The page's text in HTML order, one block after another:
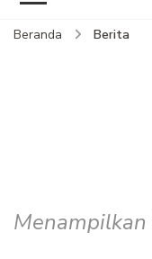
Beranda Berita
Menampilkan